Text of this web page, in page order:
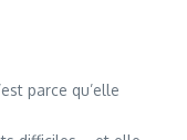
parce qu’elle